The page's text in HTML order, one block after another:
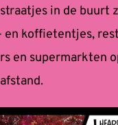
in de buurt
koffietentjes,
en supermarkten